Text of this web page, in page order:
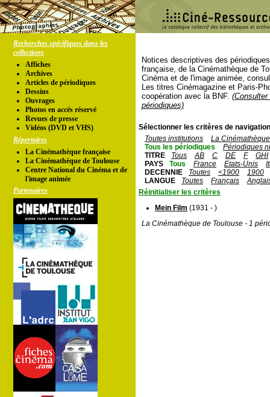
Recherches spécifiques dans les
collections
Affiches
Archives
Articles de périodiques
Dessins
Ouvrages
Photos en accés réservé
Revues de presse
Vidéos (DVD et VHS)
Répertoires
La Cinémathèque française
La Cinémathèque de Toulouse
Centre National du Cinéma et de
l'image animée
Partenaires
Notices descriptives des
française, de la Cinémathèque de
Cinéma et de l'image animée,
Les titres Cinémagazine et Paris-
coopération avec la BNF.
périodiques)
Sélectionner les critères de
Toutes institutions
La
Tous les périodiques
Périodiques
TITRE
Tous AB C DE F
GHI
PAYS
Tous France Etats-Unis
DECENNIE
Toutes <1900
1900
LANGUE
Toutes Français
Réinitialiser les critères
Mein Film (1931 - )
La Cinémathèque de Toulouse - 1